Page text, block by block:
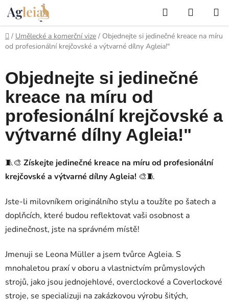
Přejít
na
obsah
Hledat
KOŠÍK
Domů
/ Umělecké a komerční vize / Objednejte si jedinečné kreace na míru
od profesionální krejčovské a výtvarné dílny Agleia!"
Objednejte si jedinečné
kreace na míru od
profesionální krejčovské a
výtvarné dílny Agleia!"
🧵🎨 Získejte jedinečné kreace na míru od profesionální
krejčovské a výtvarné dílny Agleia! 🎨🧵
Jste-li milovníkem originálního stylu a toužíte po šatech a
doplňcích, které budou reflektovat vaši osobnost a
jedinečnost, jste na správném místě!
Jmenuji se Leona Müller a jsem tvůrce Agleia. S
mnohaletou praxí v oboru a vlastnictvím průmyslových
strojů, jako jsou jednojehlové, overclockové a Coverlockové
stroje, se specializuji na zakázkovou výrobu šitých,